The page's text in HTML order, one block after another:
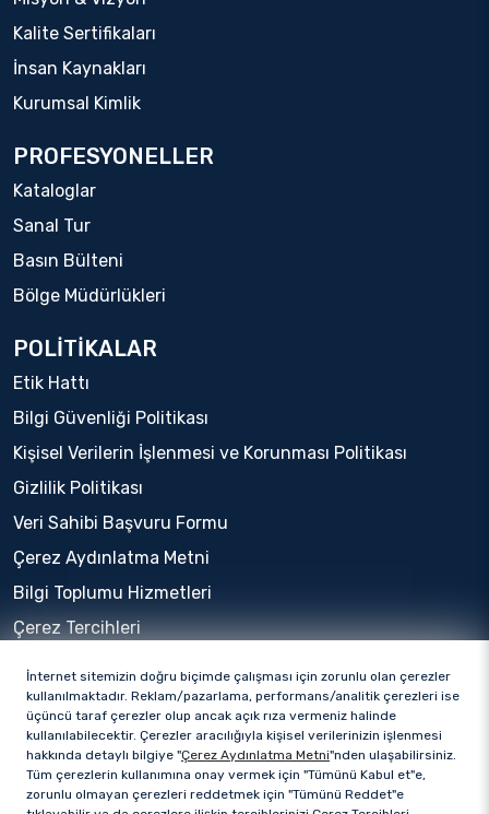
Kalite Sertifikaları
İnsan Kaynakları
Kurumsal Kimlik
PROFESYONELLER
Kataloglar
Sanal Tur
Basın Bülteni
Bölge Müdürlükleri
POLİTİKALAR
Etik Hattı
Bilgi Güvenliği Politikası
Kişisel Verilerin İşlenmesi ve Korunması Politikası
Gizlilik Politikası
Veri Sahibi Başvuru Formu
Çerez Aydınlatma Metni
Bilgi Toplumu Hizmetleri
Çerez Tercihleri
İnternet sitemizin doğru biçimde çalışması için zorunlu olan çerezler
kullanılmaktadır. Reklam/pazarlama, performans/analitik çerezleri ise
üçüncü taraf çerezler olup ancak açık rıza vermeniz halinde
kullanılabilecektir. Çerezler aracılığıyla kişisel verilerinizin işlenmesi
hakkında detaylı bilgiye "Çerez Aydınlatma Metni"nden ulaşabilirsiniz.
Tüm çerezlerin kullanımına onay vermek için "Tümünü Kabul et"e,
zorunlu olmayan çerezleri reddetmek için "Tümünü Reddet"e